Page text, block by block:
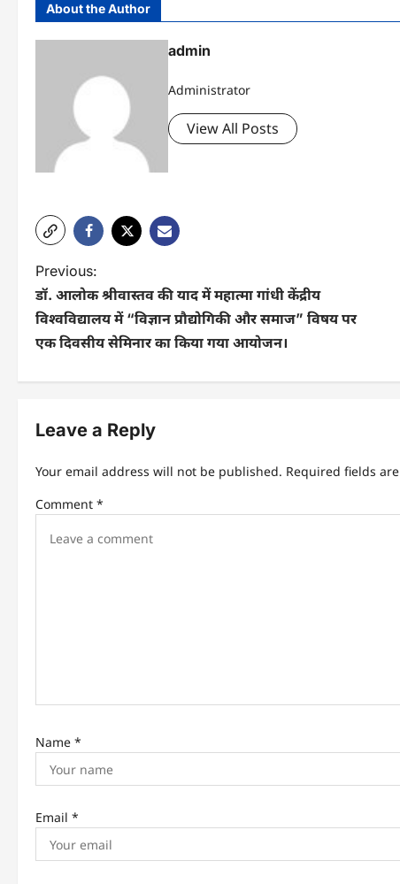
About the Author
admin
Administrator
View All Posts
P
o
s
a
v
i
Previous:
डॉ. आलोक श्रीवास्तव की याद में महात्मा गांधी केंद्रीय
विश्वविद्यालय में “विज्ञान प्रौद्योगिकी और समाज” विषय पर
एक दिवसीय सेमिनार का किया गया आयोजन।
Leave a Reply
Your email address will not be published. Required fields
Comment *
Name *
Email *